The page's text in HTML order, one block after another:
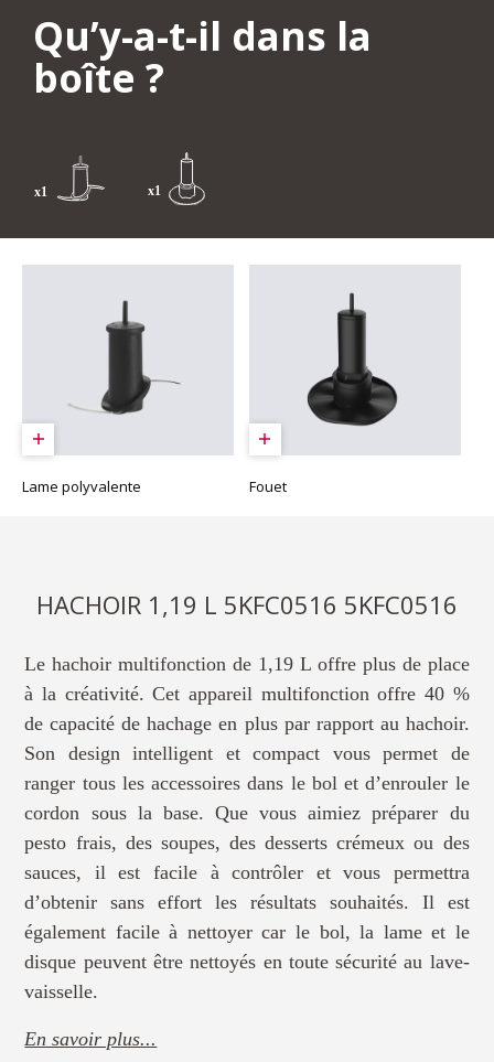
Qu’y-a-t-il dans la
boîte ?
Lame polyvalente Fouet
HACHOIR 1,19 L 5KFC0516 5KFC0516
Le hachoir multifonction de 1,19 L offre plus de place
à la créativité. Cet appareil multifonction offre 40 %
de capacité de hachage en plus par rapport au hachoir.
Son design intelligent et compact vous permet de
ranger tous les accessoires dans le bol et d’enrouler le
cordon sous la base. Que vous aimiez préparer du
pesto frais, des soupes, des desserts crémeux ou des
sauces, il est facile à contrôler et vous permettra
d’obtenir sans effort les résultats souhaités. Il est
également facile à nettoyer car le bol, la lame et le
disque peuvent être nettoyés en toute sécurité au lave-
vaisselle.
En savoir plus...